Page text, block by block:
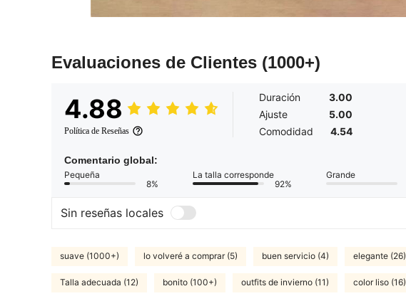
Evaluaciones de Clientes (1000+)
4.88
Política de Reseñas
Duración
3.00
Ajuste
5.00
Comodidad
4.54
Comentario global:
Pequeña
8%
La talla corresponde
92%
Grande
Sin reseñas locales
suave (1000+) lo volveré a comprar (5) buen servicio (4) elegante (26)
Talla adecuada (12) bonito (100+) outfits de invierno (11) color liso (16)